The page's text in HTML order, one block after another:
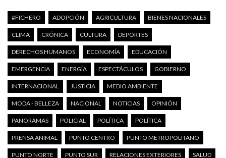
#FICHERO ADOPCIÓN AGRICULTURA BIENES NACIONALES
CLIMA CRÓNICA CULTURA DEPORTES
DERECHOS HUMANOS ECONOMÍA EDUCACIÓN
EMERGENCIA ENERGÍA ESPECTÁCULOS GOBIERNO
INTERNACIONAL JUSTICIA MEDIO AMBIENTE
MODA - BELLEZA NACIONAL NOTICIAS OPINIÓN
PANORAMAS POLICIAL POLÍTICA POLÍTICA
PRENSA ANIMAL PUNTO CENTRO PUNTO METROPOLITANO
PUNTO NORTE PUNTO SUR RELACIONES EXTERIORES SALUD